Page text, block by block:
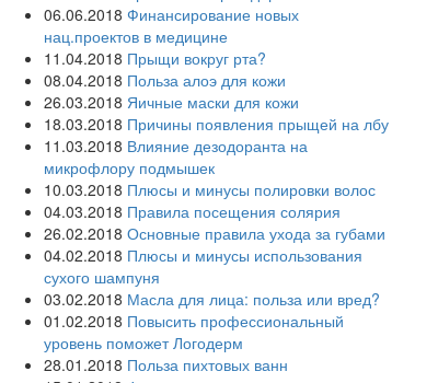
06.06.2018 Финансирование новых
нац.проектов в медицине
11.04.2018 Прыщи вокруг рта?
08.04.2018 Польза алоэ для кожи
26.03.2018 Яичные маски для кожи
18.03.2018 Причины появления прыщей на лбу
11.03.2018 Влияние дезодоранта на
микрофлору подмышек
10.03.2018 Плюсы и минусы полировки волос
04.03.2018 Правила посещения солярия
26.02.2018 Основные правила ухода за губами
04.02.2018 Плюсы и минусы использования
сухого шампуня
03.02.2018 Масла для лица: польза или вред?
01.02.2018 Повысить профессиональный
уровень поможет Логодерм
28.01.2018 Польза пихтовых ванн